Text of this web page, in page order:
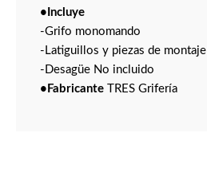
•Incluye
-Grifo monomando
-Latiguillos y piezas de montaje
-Desagüe No incluido
•Fabricante TRES Grifería